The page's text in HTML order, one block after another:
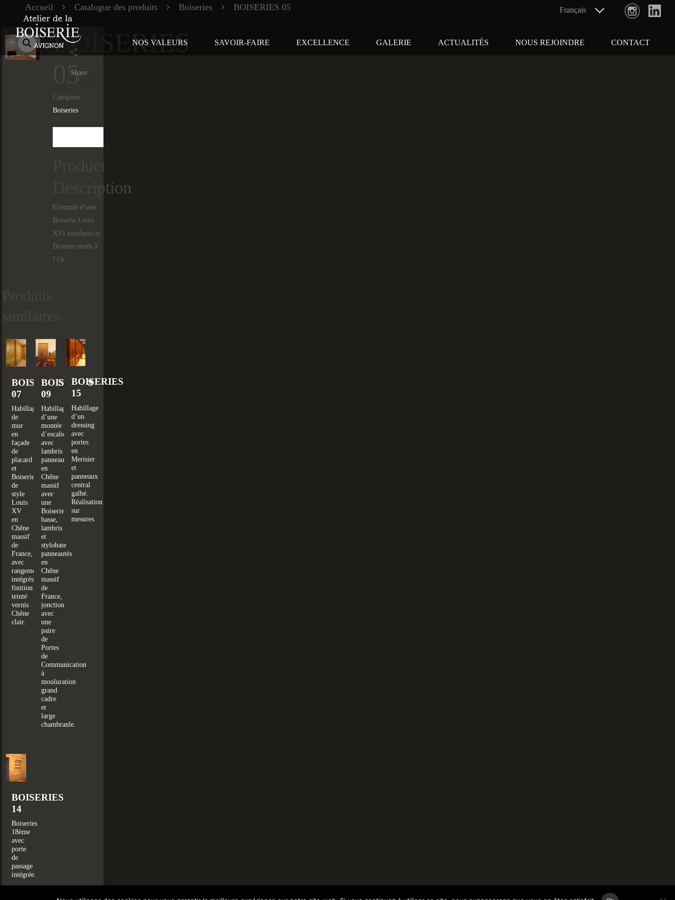
NOS VALEURS SAVOIR-FAIRE EXCELLENCE GALERIE ACTUALITÉS NOUS REJOINDRE CONTACT
Accueil Catalogue des produits Boiseries BOISERIES 05
BOISERIES
05Share
Catégorie :
Boiseries
Product
Description
Exemple d’une
Boiserie Louis
XVI moulures et
Bronzes dorés à
l’Or.
BOISERIES
07
Habillage
de
mur
en
façade
de
placard
et
Boiseries
de
style
Louis
XV
en
Chêne
massif
de
France,
avec
rangements
intégrés,
finition
teinté
vernis
Chêne
clair.
BOISERIES
09
Habillage
d’une
montée
d’escalier
avec
lambris
panneautés
en
Chêne
massif
avec
une
Boiserie
basse,
lambris
et
stylobate
panneautés
en
Chêne
massif
de
France,
jonction
avec
une
paire
de
Portes
de
Communication
à
mouluration
grand
cadre
et
large
chambranle.
BOISERIES
15
Habillage
d’un
dressing
avec
portes
en
Merisier
et
panneaux
central
galbé.
Réalisation
sur
mesures.
BOISERIES
14
Boiseries
18ème
avec
porte
de
passage
intégrée.